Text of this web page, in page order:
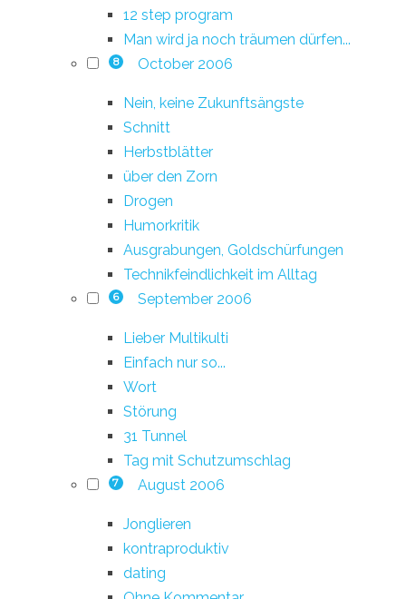
12 step program
Man wird ja noch träumen dürfen...
8 October 2006
Nein, keine Zukunftsängste
Schnitt
Herbstblätter
über den Zorn
Drogen
Humorkritik
Ausgrabungen, Goldschürfungen
Technikfeindlichkeit im Alltag
6 September 2006
Lieber Multikulti
Einfach nur so...
Wort
Störung
31 Tunnel
Tag mit Schutzumschlag
7 August 2006
Jonglieren
kontraproduktiv
dating